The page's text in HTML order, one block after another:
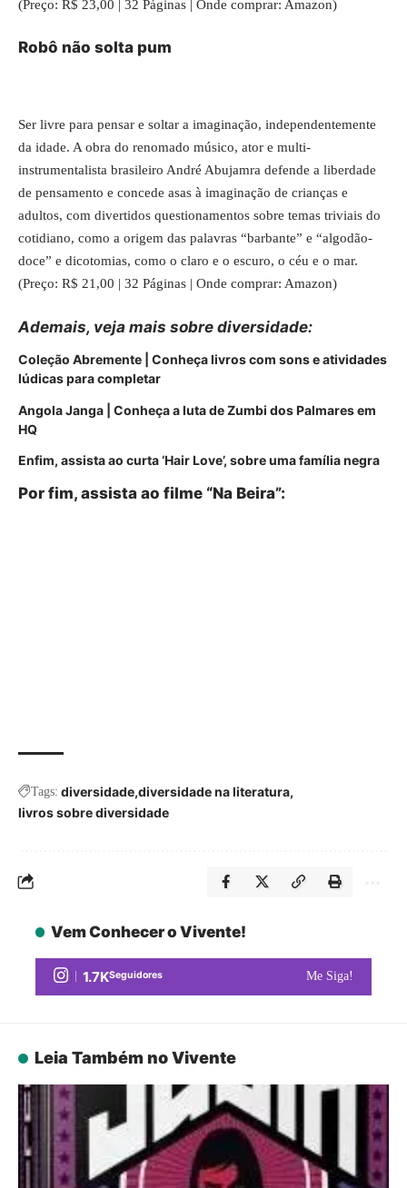
(Preço: R$ 23,00 | 32 Páginas | Onde comprar: Amazon)
Robô não solta pum
Ser livre para pensar e soltar a imaginação, independentemente
da idade. A obra do renomado músico, ator e multi-
instrumentalista brasileiro André Abujamra defende a liberdade
de pensamento e concede asas à imaginação de crianças e
adultos, com divertidos questionamentos sobre temas triviais do
cotidiano, como a origem das palavras “barbante” e “algodão-
doce” e dicotomias, como o claro e o escuro, o céu e o mar.
(Preço: R$ 21,00 | 32 Páginas | Onde comprar: Amazon)
Ademais, veja mais sobre diversidade:
Coleção Abremente | Conheça livros com sons e atividades
lúdicas para completar
Angola Janga | Conheça a luta de Zumbi dos Palmares em
HQ
Enfim, assista ao curta ‘Hair Love’, sobre uma família negra
Por fim, assista ao filme “Na Beira”:
Tags: diversidade diversidade na literatura
livros sobre diversidade
Vem Conhecer o Vivente!
1.7KSeguidores Me Siga!
Leia Também no Vivente